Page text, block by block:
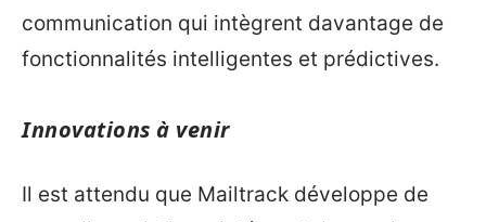
communication qui intègrent davantage de
fonctionnalités intelligentes et prédictives.
Innovations à venir
Il est attendu que Mailtrack développe de